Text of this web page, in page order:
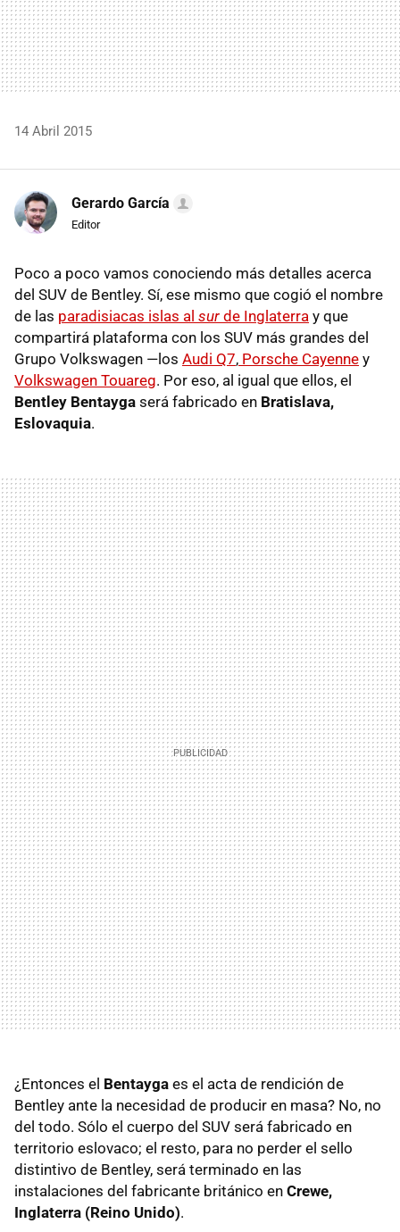
14 Abril 2015
Gerardo García
Editor
Poco a poco vamos conociendo más detalles acerca
del SUV de Bentley. Sí, ese mismo que cogió el nombre
de las paradisiacas islas al sur de Inglaterra y que
compartirá plataforma con los SUV más grandes del
Grupo Volkswagen —los Audi Q7, Porsche Cayenne y
Volkswagen Touareg. Por eso, al igual que ellos, el
Bentley Bentayga será fabricado en Bratislava,
Eslovaquia.
¿Entonces el Bentayga es el acta de rendición de
Bentley ante la necesidad de producir en masa? No, no
del todo. Sólo el cuerpo del SUV será fabricado en
territorio eslovaco; el resto, para no perder el sello
distintivo de Bentley, será terminado en las
instalaciones del fabricante británico en Crewe,
Inglaterra (Reino Unido).